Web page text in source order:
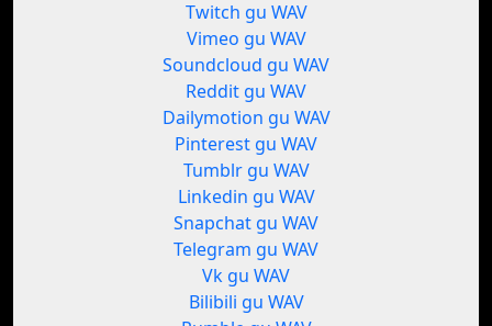
Twitch gu WAV
Vimeo gu WAV
Soundcloud gu WAV
Reddit gu WAV
Dailymotion gu WAV
Pinterest gu WAV
Tumblr gu WAV
Linkedin gu WAV
Snapchat gu WAV
Telegram gu WAV
Vk gu WAV
Bilibili gu WAV